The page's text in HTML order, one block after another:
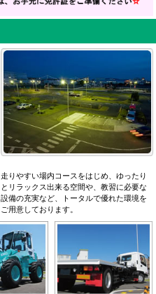
走りやすい場内コースをはじめ、ゆったり
とリラックス出来る空間や、教習に必要な
設備の充実など、トータルで優れた環境を
ご用意しております。